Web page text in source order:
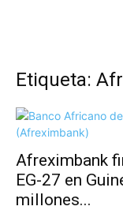
Etiqueta:
Afreximbank
EG-27 en
millones...